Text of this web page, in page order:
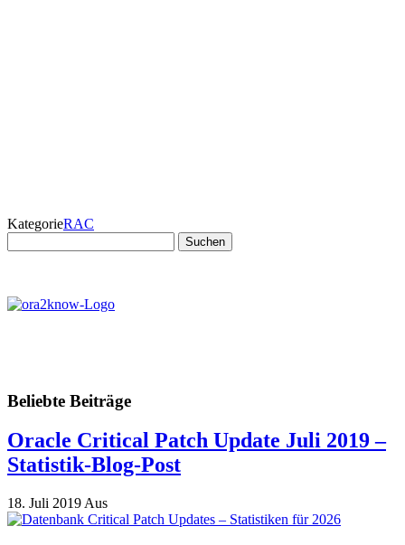
KategorieRAC
nach:
Beliebte Beiträge
Oracle Critical Patch Update Juli 2019 –
Statistik-Blog-Post
18. Juli 2019 Aus